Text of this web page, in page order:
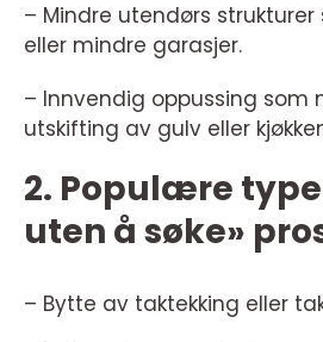
– Mindre utendørs
eller mindre garasjer.
– Innvendig oppussing som
utskifting av gulv eller
2. Populære
uten å søke»
– Bytte av taktekking eller